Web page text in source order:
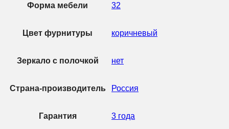
Форма мебели 32
Цвет фурнитуры коричневый
Зеркало с полочкой нет
Страна-производитель Россия
Гарантия 3 года